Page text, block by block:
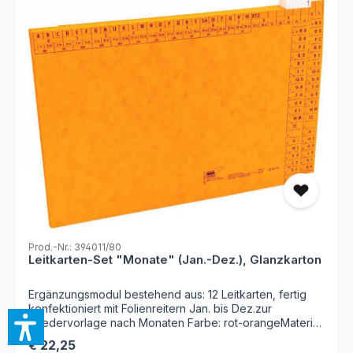
Prod.-Nr.: 394011/80
Leitkarten-Set "Monate" (Jan.-Dez.), Glanzkarton
Ergänzungsmodul bestehend aus: 12 Leitkarten, fertig
konfektioniert mit Folienreitern Jan. bis Dez.zur
Wiedervorlage nach Monaten Farbe: rot-orangeMaterial:
Glanzkarton 335 g/qmmit Organisationsdruck
Regulärer Preis:
€ 22,25